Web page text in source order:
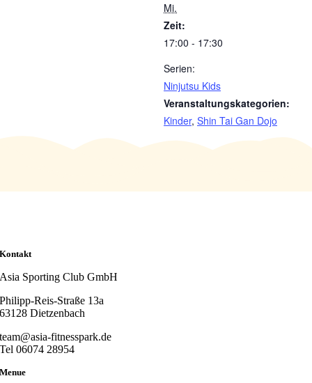
Mi.
Zeit:
17:00 - 17:30
Serien:
Ninjutsu Kids
Veranstaltungskategorien:
Kinder, Shin Tai Gan Dojo
Kontakt
Asia Sporting Club GmbH
Philipp-Reis-Straße 13a
63128 Dietzenbach
team@asia-fitnesspark.de
Tel 06074 28954
Menue